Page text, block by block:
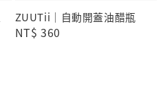
ZUUTii｜自動開蓋油醋瓶
Regular
NT$ 360